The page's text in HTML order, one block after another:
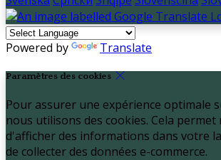
Powered by Translate
Paramètres des cookies
Pour assurer une expérience optimale
nous utilisons des cookies. Cela
d'afficher des informations dans votre
de collecter des données e-commerce.